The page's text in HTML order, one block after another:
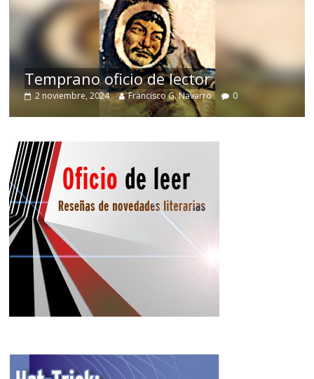
Temprano oficio de lector
2 noviembre, 2024 Francisco G. Navarro 0